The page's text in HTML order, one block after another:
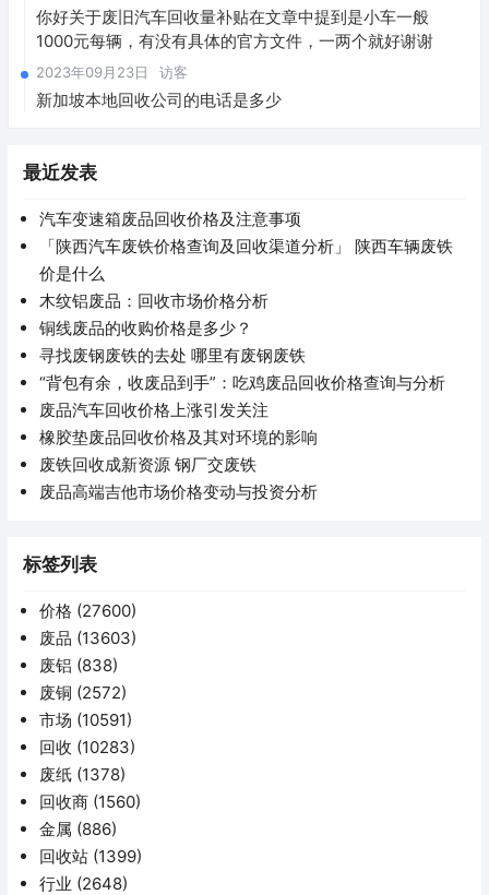
你好关于废旧汽车回收量补贴在文章中提到是小车一般
1000元每辆，有没有具体的官方文件，一两个就好谢谢
2023年09月23日 访客
新加坡本地回收公司的电话是多少
最近发表
汽车变速箱废品回收价格及注意事项
「陕西汽车废铁价格查询及回收渠道分析」 陕西车辆废铁
价是什么
木纹铝废品：回收市场价格分析
铜线废品的收购价格是多少？
寻找废钢废铁的去处 哪里有废钢废铁
“背包有余，收废品到手”：吃鸡废品回收价格查询与分析
废品汽车回收价格上涨引发关注
橡胶垫废品回收价格及其对环境的影响
废铁回收成新资源 钢厂交废铁
废品高端吉他市场价格变动与投资分析
标签列表
价格 (27600)
废品 (13603)
废铝 (838)
废铜 (2572)
市场 (10591)
回收 (10283)
废纸 (1378)
回收商 (1560)
金属 (886)
回收站 (1399)
行业 (2648)